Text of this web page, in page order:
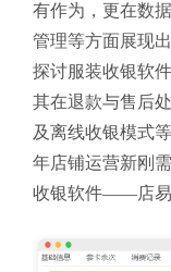
有作为，更在数
管理等方面展现
探讨服装收银软
其在退款与售后
及离线收银模式
年店铺运营新刚
收银软件——店易